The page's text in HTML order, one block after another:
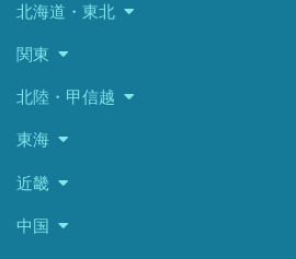
北海道・東北
関東
北陸・甲信越
東海
近畿
中国